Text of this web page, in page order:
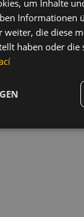
Design •
Gurt
um Inhalte
Informationen
weiter, die diese
haben oder